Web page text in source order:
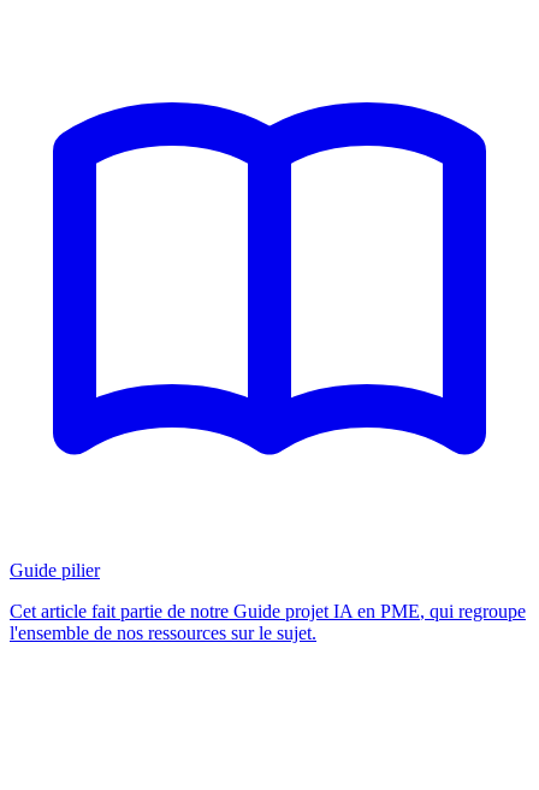
Guide pilier
Cet article fait partie de notre Guide projet IA en PME, qui regroupe
l'ensemble de nos ressources sur le sujet.